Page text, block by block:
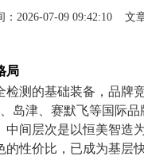
：2026-07-09 09:42:10 文
局
测的基础装备，品牌
岛津、赛默飞等国际
间层次是以恒美智造
的性价比，已成为基层